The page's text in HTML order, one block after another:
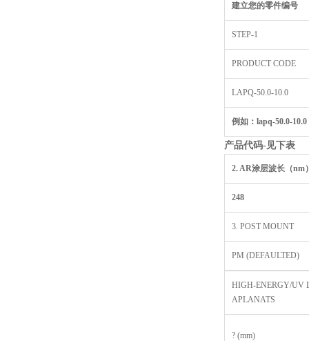
建立您的零件编号
STEP-1
PRODUCT CODE
LAPQ-50.0-10.0
例如：lapq-50.0-
产品代码-见下表
2. AR涂层波长（nm
248
3. POST MOUNT
PM (DEFAULTED)
HIGH-ENERGY/UV
APLANATS
? (mm)